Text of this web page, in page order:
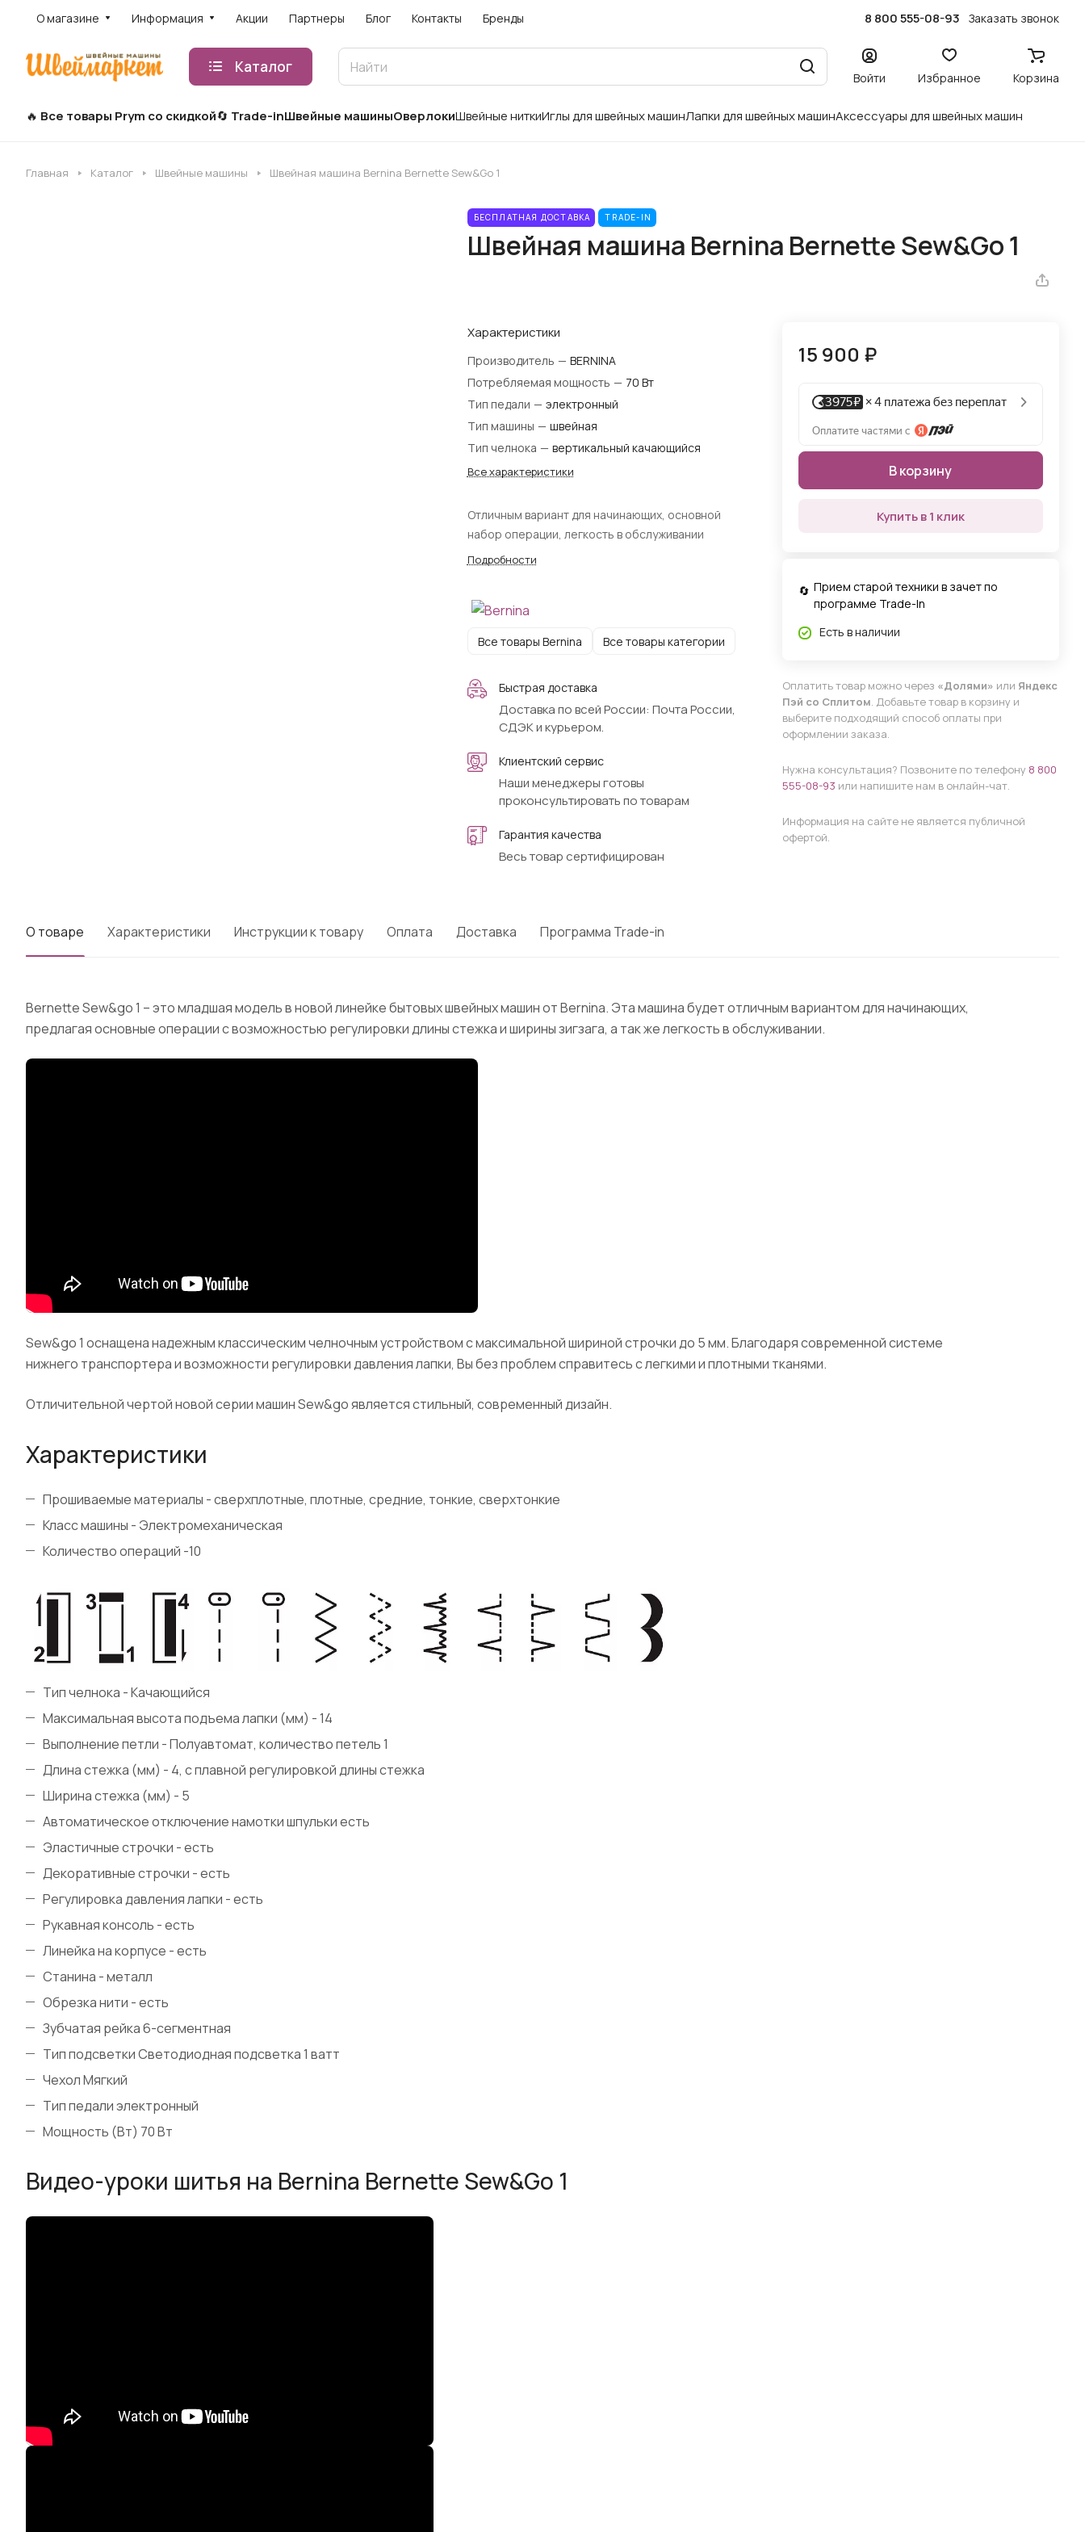
О магазине Информация Акции Партнеры Блог Контакты Бренды 8 800 555-08-93 Заказать звонок
Каталог
Войти Избранное Корзина
Все товары Prym со скидкой Trade-inШвейные машиныОверлокиШвейные ниткиИглы для швейных машинЛапки для швейных машинАксессуары для швейных машин
Главная Каталог Швейные машины Швейная машина Bernina Bernette Sew&Go 1
БЕСПЛАТНАЯ ДОСТАВКА TRADE-IN
Швейная машина Bernina Bernette Sew&Go 1
Характеристики
Производитель — BERNINA
Потребляемая мощность — 70 Вт
Тип педали — электронный
Тип машины — швейная
Тип челнока — вертикальный качающийся
Все характеристики
Отличным вариант для начинающих, основной
набор операции, легкость в обслуживании
Подробности
Все товары Bernina Все товары категории
Быстрая доставка
Доставка по всей России: Почта России,
СДЭК и курьером.
Клиентский сервис
Наши менеджеры готовы
проконсультировать по товарам
Гарантия качества
Весь товар сертифицирован
15 900 ₽
В корзину
Купить в 1 клик
Прием старой техники в зачет по
программе Trade-In
Есть в наличии
Оплатить товар можно через «Долями» или Яндекс
Пэй со Сплитом. Добавьте товар в корзину и
выберите подходящий способ оплаты при
оформлении заказа.
Нужна консультация? Позвоните по телефону 8 800
555-08-93 или напишите нам в онлайн-чат.
Информация на сайте не является публичной
офертой.
О товаре Характеристики Инструкции к товару Оплата Доставка Программа Trade-in
Bernette Sew&go 1 – это младшая модель в новой линейке бытовых швейных машин от Bernina. Эта машина будет отличным вариантом для начинающих,
предлагая основные операции с возможностью регулировки длины стежка и ширины зигзага, а так же легкость в обслуживании.
Sew&go 1 оснащена надежным классическим челночным устройством с максимальной шириной строчки до 5 мм. Благодаря современной системе
нижнего транспортера и возможности регулировки давления лапки, Вы без проблем справитесь с легкими и плотными тканями.
Отличительной чертой новой серии машин Sew&go является стильный, современный дизайн.
Характеристики
Прошиваемые материалы - сверхплотные, плотные, средние, тонкие, сверхтонкие
Класс машины - Электромеханическая
Количество операций -10
Тип челнока - Качающийся
Максимальная высота подъема лапки (мм) - 14
Выполнение петли - Полуавтомат, количество петель 1
Длина стежка (мм) - 4, с плавной регулировкой длины стежка
Ширина стежка (мм) - 5
Автоматическое отключение намотки шпульки есть
Эластичные строчки - есть
Декоративные строчки - есть
Регулировка давления лапки - есть
Рукавная консоль - есть
Линейка на корпусе - есть
Станина - металл
Обрезка нити - есть
Зубчатая рейка 6-сегментная
Тип подсветки Светодиодная подсветка 1 ватт
Чехол Мягкий
Тип педали электронный
Мощность (Вт) 70 Вт
Видео-уроки шитья на Bernina Bernette Sew&Go 1